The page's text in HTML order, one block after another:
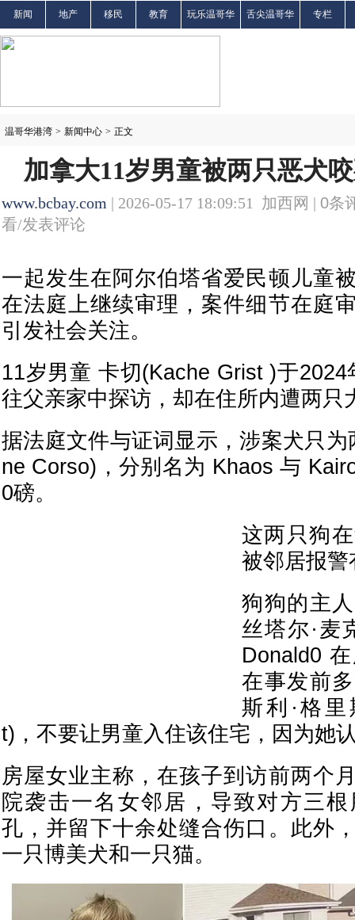
新闻 地产 移民 教育 玩乐温哥华 舌尖温哥华 专栏
温哥华港湾 > 新闻中心 > 正文
加拿大11岁男童被两只恶犬
www.bcbay.com | 2026-05-17 18:09:51 加西网 | 0条
看/发表评论
一起发生在阿尔伯塔省爱民顿儿童
在法庭上继续审理，案件细节在庭
引发社会关注。
11岁男童 卡切(Kache Grist )于
往父亲家中探访，却在住所内遭两只
据法庭文件与证词显示，涉案犬只
ne Corso)，分别名为 Khaos 与
0磅。
这两只狗
被邻居报
狗狗的主
丝塔尔·麦
Donald0
在事发前
斯利·格里
t)，不要让男童入住该住宅，因为她
房屋女业主称，在孩子到访前两个
院袭击一名女邻居，导致对方三
孔，并留下十余处缝合伤口。此外
一只博美犬和一只猫。